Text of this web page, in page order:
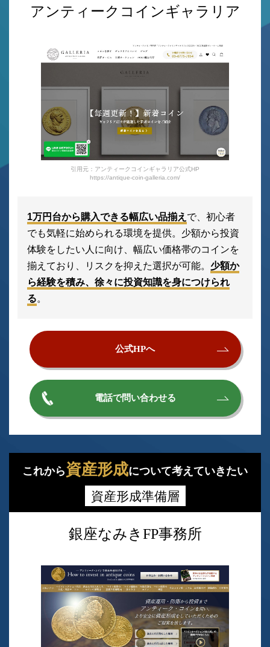
アンティークコインギャラリア
引用元：アンティークコインギャラリア公式HP
https://antique-coin-galleria.com/
1万円台から購入できる幅広い品揃え で、初心者
でも気軽に始められる環境を提供。少額から投資
体験をしたい人に向け、幅広い価格帯のコインを
揃えており、リスクを抑えた選択が可能。 少額か
ら経験を積み、徐々に投資知識を身につけられ
る。
公式HPへ
電話で問い合わせる
これから資産形成について考えていきたい
資産形成準備層
銀座なみきFP事務所